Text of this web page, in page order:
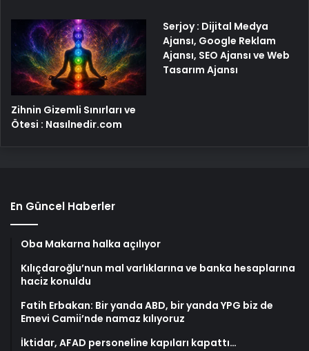
Zihnin Gizemli Sınırları ve
Ötesi : Nasılnedir.com
Serjoy : Dijital Medya
Ajansı, Google Reklam
Ajansı, SEO Ajansı ve Web
Tasarım Ajansı
En Güncel Haberler
Oba Makarna halka açılıyor
Kılıçdaroğlu’nun mal varlıklarına ve banka hesaplarına
haciz konuldu
Fatih Erbakan: Bir yanda ABD, bir yanda YPG biz de
Emevi Camii’nde namaz kılıyoruz
İktidar, AFAD personeline kapıları kapattı…